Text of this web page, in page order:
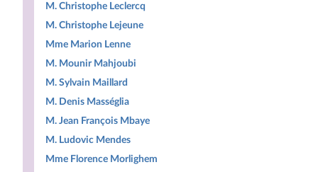
M. Christophe Leclercq
M. Christophe Lejeune
Mme Marion Lenne
M. Mounir Mahjoubi
M. Sylvain Maillard
M. Denis Masséglia
M. Jean François Mbaye
M. Ludovic Mendes
Mme Florence Morlighem